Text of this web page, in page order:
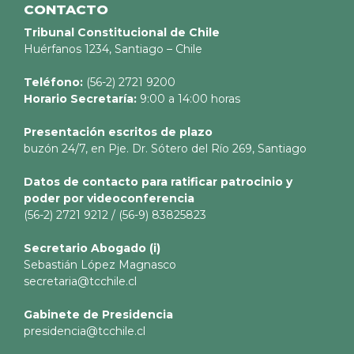
CONTACTO
Tribunal Constitucional de Chile
Huérfanos 1234, Santiago – Chile
Teléfono: (56-2) 2721 9200
Horario Secretaría: 9:00 a 14:00 horas
Presentación escritos de plazo
buzón 24/7, en Pje. Dr. Sótero del Río 269, Santiago
Datos de contacto para ratificar patrocinio y
poder por videoconferencia
(56-2) 2721 9212 / (56-9) 83825823
Secretario Abogado (i)
Sebastián López Magnasco
secretaria@tcchile.cl
Gabinete de Presidencia
presidencia@tcchile.cl